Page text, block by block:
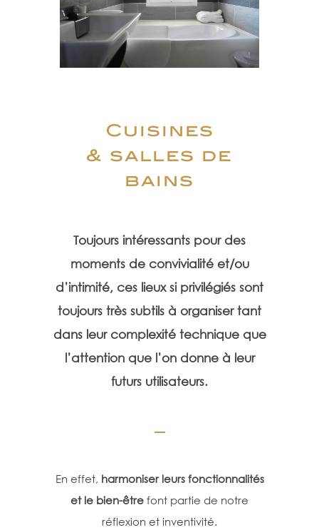
Cuisines
& salles de
bains
Toujours intéressants pour des
moments de convivialité et/ou
d’intimité, ces lieux si privilégiés sont
toujours très subtils à organiser tant
dans leur complexité technique que
l’attention que l’on donne à leur
futurs utilisateurs.
En effet, harmoniser leurs fonctionnalités
et le bien-être font partie de notre
réflexion et inventivité.